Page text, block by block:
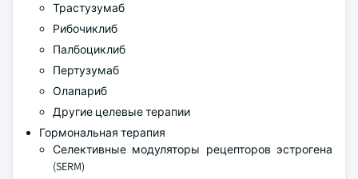
Трастузумаб
Рибочиклиб
Палбоциклиб
Пертузумаб
Олапариб
Другие целевые терапии
Гормональная терапия
Селективные модуляторы рецепторов эстрогена
(SERM)